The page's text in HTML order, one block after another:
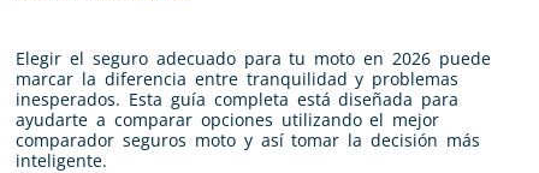
Elegir el seguro adecuado para tu moto en 2026 puede
marcar la diferencia entre tranquilidad y problemas
inesperados. Esta guía completa está diseñada para
ayudarte a comparar opciones utilizando el mejor
comparador seguros moto y así tomar la decisión más
inteligente.